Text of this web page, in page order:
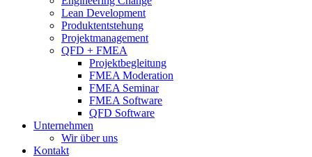
Lean Development
Produktentstehung
Projektmanagement
QFD + FMEA
Projektbegleitung
FMEA Moderation
FMEA Seminar
FMEA Software
QFD Software
Unternehmen
Wir über uns
Kontakt